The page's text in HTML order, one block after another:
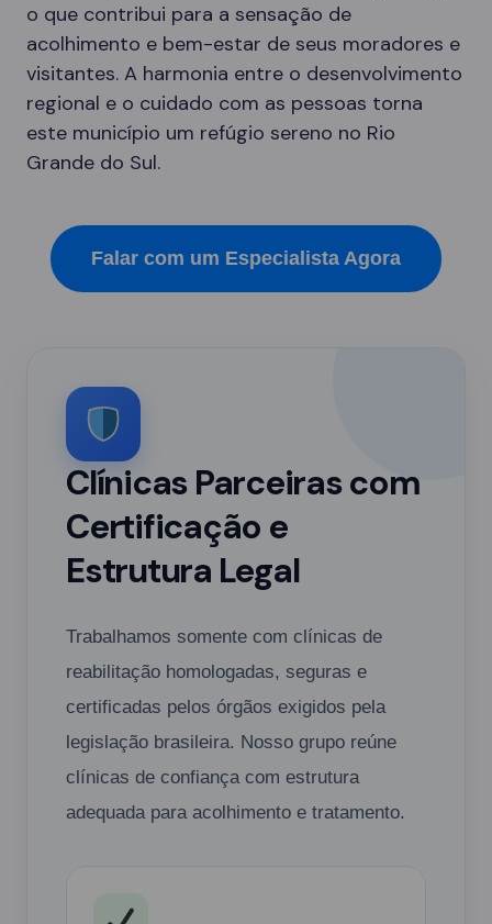
o que contribui para a sensação de
acolhimento e bem-estar de seus moradores e
visitantes. A harmonia entre o desenvolvimento
regional e o cuidado com as pessoas torna
este município um refúgio sereno no Rio
Grande do Sul.
Falar com um Especialista Agora
Clínicas Parceiras com
Certificação e
Estrutura Legal
Trabalhamos somente com clínicas de
reabilitação homologadas, seguras e
certificadas pelos órgãos exigidos pela
legislação brasileira. Nosso grupo reúne
clínicas de confiança com estrutura
adequada para acolhimento e tratamento.